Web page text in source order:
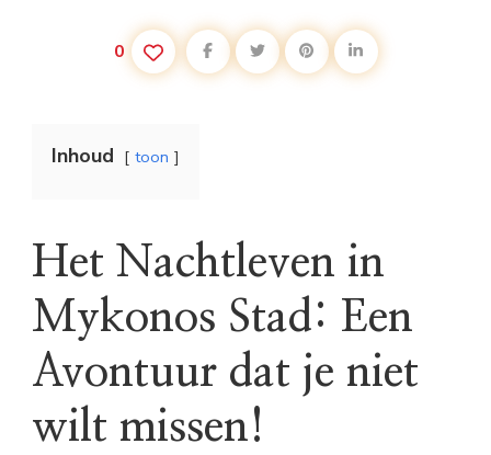
0
Inhoud toon
Het Nachtleven in
Mykonos Stad: Een
Avontuur dat je niet
wilt missen!